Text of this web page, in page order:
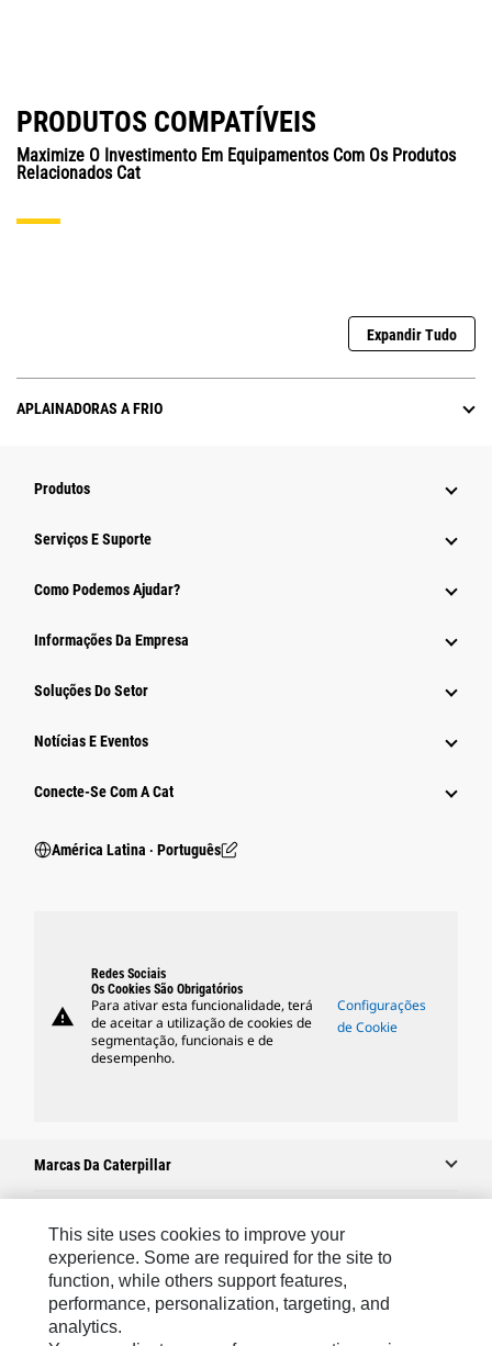
PRODUTOS COMPATÍVEIS
Maximize O Investimento Em Equipamentos Com Os Produtos
Relacionados Cat
Expandir Tudo
APLAINADORAS A FRIO
Produtos
Serviços E Suporte
Como Podemos Ajudar?
Informações Da Empresa
Soluções Do Setor
Notícias E Eventos
Conecte-Se Com A Cat
América Latina ‧ Português
warning
Redes Sociais
Os Cookies São Obrigatórios
Para ativar esta funcionalidade, terá
de aceitar a utilização de cookies de
segmentação, funcionais e de
desempenho.
Configurações
de Cookie
Marcas Da Caterpillar
Caterpillar.com
Caterpillar Contato E Suporte
Minhas Preferências De Marketing
This site uses cookies to improve your
experience. Some are required for the site to
function, while others support features,
performance, personalization, targeting, and
analytics.